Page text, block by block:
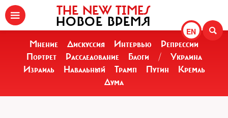
EN
THE NEW TIMES
НОВОЕ ВРЕМЯ
Мнение Дискуссия Интервью
Репрессии
Портрет
Расследование Блоги /
Украина
Израиль
Навальный Трамп Путин
Кремль
Дума